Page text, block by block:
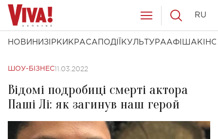
НОВИНИ ЗІРКИ КРАСА ПОДІЇ КУЛЬТУРААФІША КІНО
RU
ШОУ-БІЗНЕС11.03.2022
Відомі подробиці смерті актора
Паші Лі: як загинув наш герой